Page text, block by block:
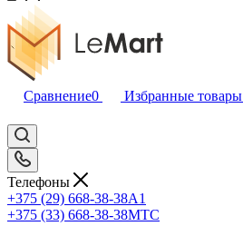
Сравнение0 Избранные товары
Телефоны
+375 (29) 668-38-38A1
+375 (33) 668-38-38МТС